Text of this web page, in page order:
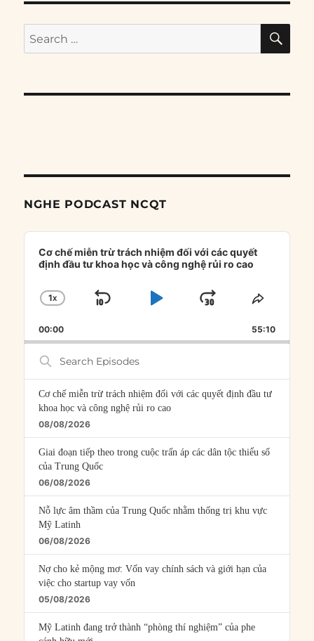
Search
for:
NGHE PODCAST NCQT
Audio
Player
Cơ chế miễn trừ trách nhiệm đối với các quyết
định đầu tư khoa học và công nghệ rủi ro cao
CHANGE
RATE
1X
SKIP
PLAYJUMP
FORWARD
SHARE
00:00 55:10
Search
Episodes
Cơ chế miễn trừ trách nhiệm đối với các quyết định đầu tư
khoa học và công nghệ rủi ro cao
08/08/2026
Giai đoạn tiếp theo trong cuộc trấn áp các dân tộc thiểu số
của Trung Quốc
06/08/2026
Nỗ lực âm thầm của Trung Quốc nhằm thống trị khu vực
Mỹ Latinh
06/08/2026
Nợ cho kẻ mộng mơ: Vốn vay chính sách và giới hạn của
việc cho startup vay vốn
05/08/2026
Mỹ Latinh đang trở thành “phòng thí nghiệm” của phe